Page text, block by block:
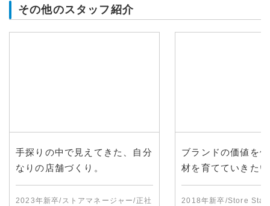
その他のスタッフ紹介
手探りの中で見えてきた、自分
なりの店舗づくり。
2023年新卒/ストアマネージャー/正社
ブランドの価値を
材を育てていきた
2018年新卒/Store